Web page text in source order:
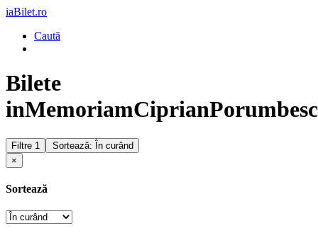
iaBilet.ro
Caută
Bilete
Filtre 1
Sortează: În curând
×
Sortează